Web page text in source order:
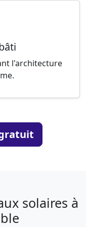
l'architecture
solaires à